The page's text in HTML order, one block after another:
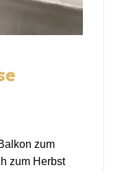
zum
zum Herbst